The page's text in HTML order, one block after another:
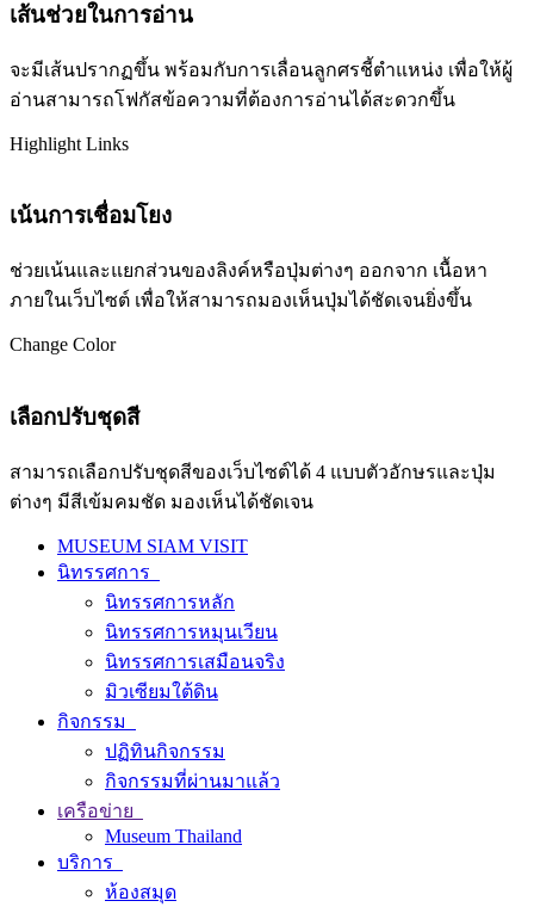
เส้นช่วยในการอ่าน
จะมีเส้นปรากฏขึ้น พร้อมกับการเลื่อนลูกศรชี้ตำแหน่ง เพื่อให้ผู้
อ่านสามารถโฟกัสข้อความที่ต้องการอ่านได้สะดวกขึ้น
Highlight Links
เน้นการเชื่อมโยง
ช่วยเน้นและแยกส่วนของลิงค์หรือปุ่มต่างๆ ออกจาก เนื้อหา
ภายในเว็บไซต์ เพื่อให้สามารถมองเห็นปุ่มได้ชัดเจนยิ่งขึ้น
Change Color
เลือกปรับชุดสี
สามารถเลือกปรับชุดสีของเว็บไซต์ได้ 4 แบบตัวอักษรและปุ่ม
ต่างๆ มีสีเข้มคมชัด มองเห็นได้ชัดเจน
MUSEUM SIAM VISIT
นิทรรศการ
นิทรรศการหลัก
นิทรรศการหมุนเวียน
นิทรรศการเสมือนจริง
มิวเซียมใต้ดิน
กิจกรรม
ปฏิทินกิจกรรม
กิจกรรมที่ผ่านมาแล้ว
เครือข่าย
Museum Thailand
บริการ
ห้องสมุด